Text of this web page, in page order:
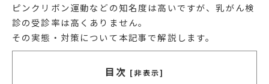
ピンクリボン運動などの知名度は高いですが、乳がん検
診の受診率は高くありません。
その実態・対策について本記事で解説します。
目次 [非表示]